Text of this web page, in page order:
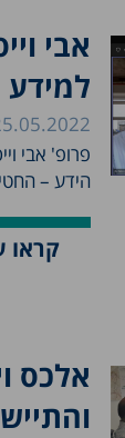
אבי
פרופ' אבי
הידע –
קראו
אלכס